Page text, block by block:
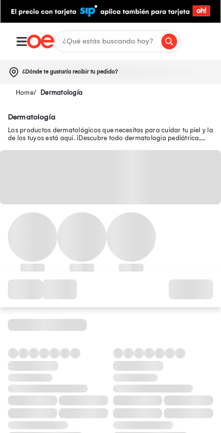
¿Dónde te gustaría recibir tu pedido?
Dermatología
Dermatología
Los productos dermatológicos que necesitas para cuidar tu piel y la
de los tuyos está aquí. ¡Descubre todo dermatología pediátrica,